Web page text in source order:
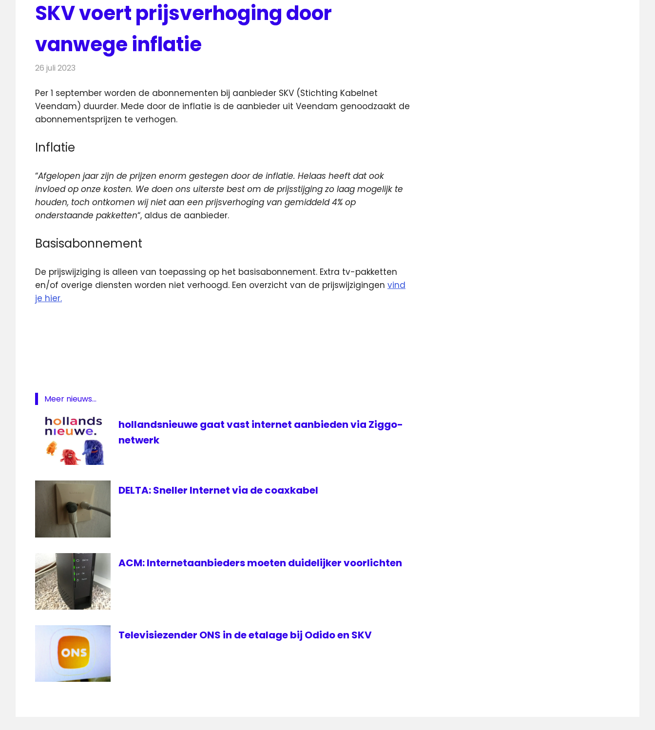
SKV voert prijsverhoging door
vanwege inflatie
26 juli 2023
Per 1 september worden de abonnementen bij aanbieder SKV (Stichting Kabelnet
Veendam) duurder. Mede door de inflatie is de aanbieder uit Veendam genoodzaakt de
abonnementsprijzen te verhogen.
Inflatie
“Afgelopen jaar zijn de prijzen enorm gestegen door de inflatie. Helaas heeft dat ook
invloed op onze kosten. We doen ons uiterste best om de prijsstijging zo laag mogelijk te
houden, toch ontkomen wij niet aan een prijsverhoging van gemiddeld 4% op
onderstaande pakketten“, aldus de aanbieder.
Basisabonnement
De prijswijziging is alleen van toepassing op het basisabonnement. Extra tv-pakketten
en/of overige diensten worden niet verhoogd. Een overzicht van de prijswijzigingen vind
je hier.
Meer nieuws...
hollandsnieuwe gaat vast internet aanbieden via Ziggo-
netwerk
DELTA: Sneller Internet via de coaxkabel
ACM: Internetaanbieders moeten duidelijker voorlichten
Televisiezender ONS in de etalage bij Odido en SKV